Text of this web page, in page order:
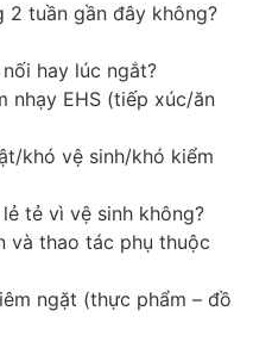
2 tuần gần đây không?
hay lúc ngắt?
nhạy EHS (tiếp xúc/ăn
khó vệ sinh/khó kiểm
tẻ vì vệ sinh không?
và thao tác phụ thuộc
ngặt (thực phẩm – đồ